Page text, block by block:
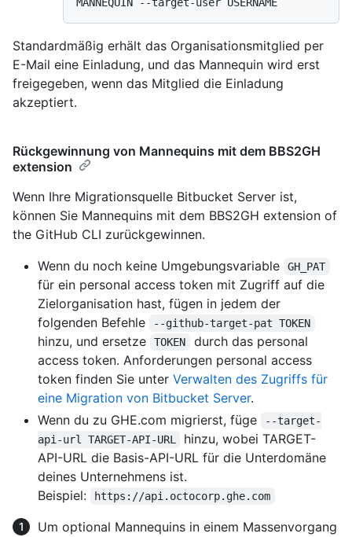
Standardmäßig erhält das Organisationsmitglied per
E-Mail eine Einladung, und das Mannequin wird erst
freigegeben, wenn das Mitglied die Einladung
akzeptiert.
Rückgewinnung von Mannequins mit dem BBS2GH
extension
Wenn Ihre Migrationsquelle Bitbucket Server ist,
können Sie Mannequins mit dem BBS2GH extension of
the GitHub CLI zurückgewinnen.
Wenn du noch keine Umgebungsvariable
GH_PAT
für ein personal access token mit Zugriff auf die
Zielorganisation hast, fügen in jedem der
folgenden Befehle
--github-target-pat TOKEN
hinzu, und ersetze TOKEN
durch das personal
access token. Anforderungen personal access
token finden Sie unter Verwalten des Zugriffs für
eine Migration von Bitbucket Server.
Wenn du zu GHE.com migrierst, füge
--target-
api-url TARGET-API-URL
hinzu, wobei TARGET-
API-URL die Basis-API-URL für die Unterdomäne
deines Unternehmens ist.
Beispiel:
https://api.octocorp.ghe.com
Um optional Mannequins in einem Massenvorgang